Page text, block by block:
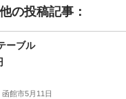
の投稿記事：
ーブル
函館市5月11日